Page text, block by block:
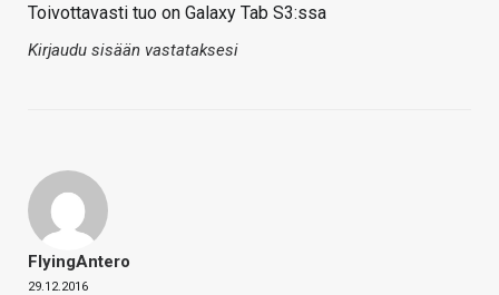
Toivottavasti tuo on Galaxy Tab S3:ssa
Kirjaudu sisään vastataksesi
FlyingAntero
29.12.2016